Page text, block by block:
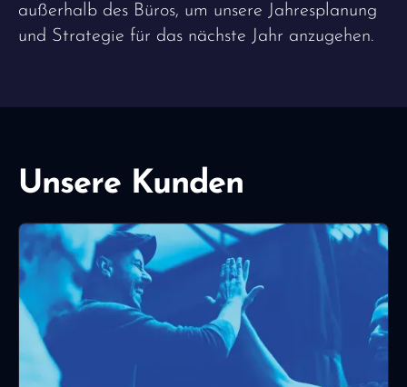
außerhalb des Büros, um unsere Jahresplanung
und Strategie für das nächste Jahr anzugehen.
Unsere Kunden